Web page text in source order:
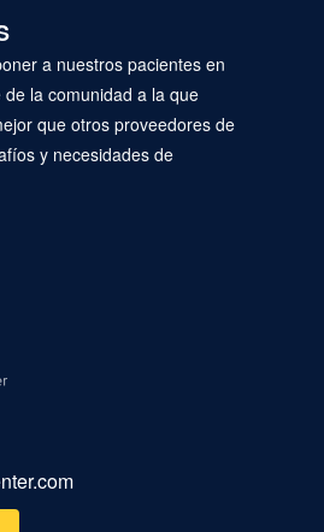
a nuestros pacientes en
la comunidad a la que
que otros proveedores de
y necesidades de